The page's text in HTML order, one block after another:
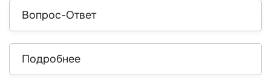
Вопрос-Ответ
Подробнее